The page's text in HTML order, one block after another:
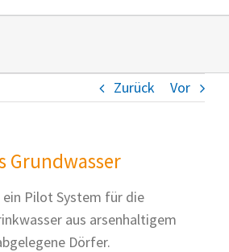
Zurück Vor
Grundwasser
Pilot System für die
aus arsenhaltigem
Dörfer.